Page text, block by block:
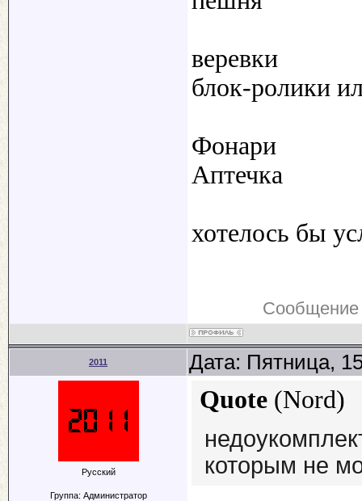
веревки
блок-ролики
Фонари
Аптечка
хотелось бы
Сообщение
2011 Дата: Пятница,
Русский
Группа: Администратор
Quote (Nord)
которым не